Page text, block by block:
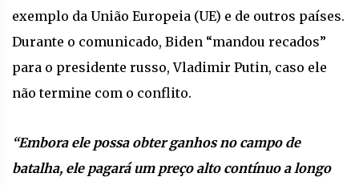
exemplo da União Europeia (UE) e de outros países.
Durante o comunicado, Biden “mandou recados”
para o presidente russo, Vladimir Putin, caso ele
não termine com o conflito.
“Embora ele possa obter ganhos no campo de
batalha, ele pagará um preço alto contínuo a longo